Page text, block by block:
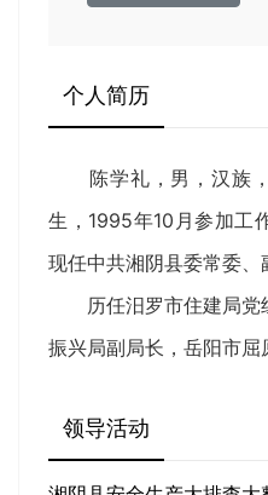
个人简历
陈学礼，男，汉族，
生，1995年10月参加工
现任中共湘阴县委常委、
历任汨罗市住建局党
振兴局副局长，岳阳市屈
领导活动